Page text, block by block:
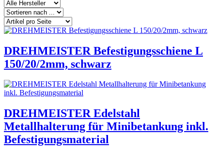
DREHMEISTER Befestigungsschiene L
150/20/2mm, schwarz
DREHMEISTER Edelstahl
Metallhalterung für Minibetankung inkl.
Befestigungsmaterial